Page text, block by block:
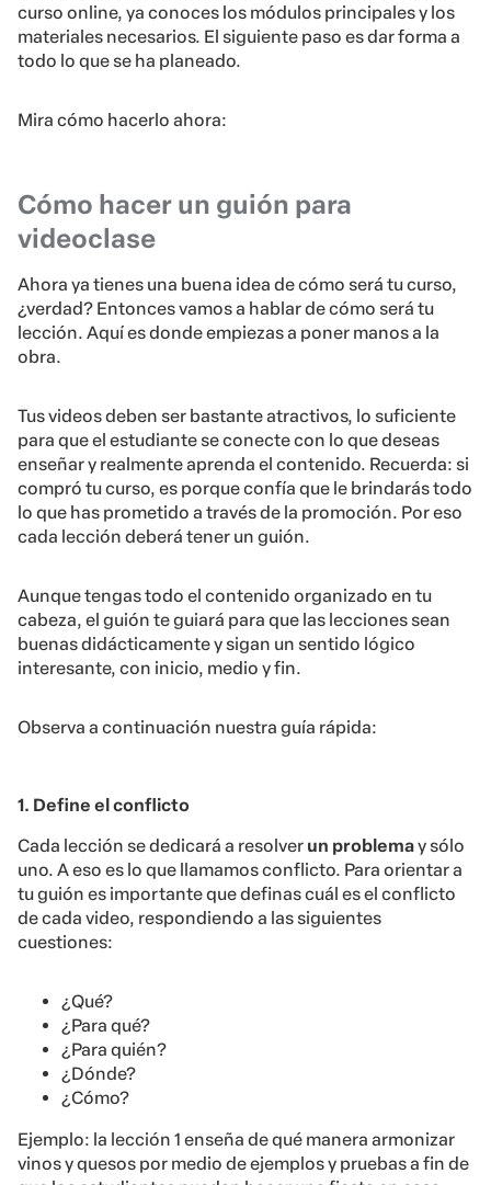
curso online, ya conoces los módulos principales y los
materiales necesarios. El siguiente paso es dar forma a
todo lo que se ha planeado.
Mira cómo hacerlo ahora:
Cómo hacer un guión para
videoclase
Ahora ya tienes una buena idea de cómo será tu curso,
¿verdad? Entonces vamos a hablar de cómo será tu
lección. Aquí es donde empiezas a poner manos a la
obra.
Tus videos deben ser bastante atractivos, lo suficiente
para que el estudiante se conecte con lo que deseas
enseñar y realmente aprenda el contenido. Recuerda: si
compró tu curso, es porque confía que le brindarás todo
lo que has prometido a través de la promoción. Por eso
cada lección deberá tener un guión.
Aunque tengas todo el contenido organizado en tu
cabeza, el guión te guiará para que las lecciones sean
buenas didácticamente y sigan un sentido lógico
interesante, con inicio, medio y fin.
Observa a continuación nuestra guía rápida:
1. Define el conflicto
Cada lección se dedicará a resolver un problemay sólo
uno. A eso es lo que llamamos conflicto. Para orientar a
tu guión es importante que definas cuál es el conflicto
de cada video, respondiendo a las siguientes
cuestiones:
¿Qué?
¿Para qué?
¿Para quién?
¿Dónde?
¿Cómo?
Ejemplo: la lección 1 enseña de qué manera armonizar
vinos y quesos por medio de ejemplos y pruebas a fin de